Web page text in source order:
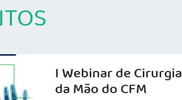
I Webinar de Cirurgia
da Mão do CFM